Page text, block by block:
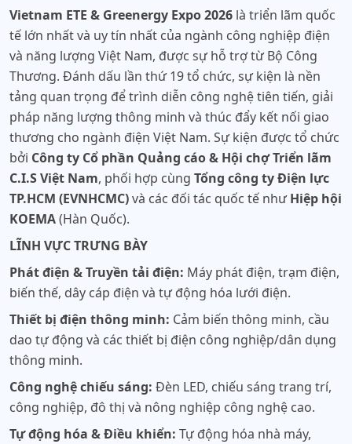
Vietnam ETE & Greenergy Expo 2026 là triển lãm quốc
tế lớn nhất và uy tín nhất của ngành công nghiệp điện
và năng lượng Việt Nam, được sự hỗ trợ từ Bộ Công
Thương. Đánh dấu lần thứ 19 tổ chức, sự kiện là nền
tảng quan trọng để trình diễn công nghệ tiên tiến, giải
pháp năng lượng thông minh và thúc đẩy kết nối giao
thương cho ngành điện Việt Nam. Sự kiện được tổ chức
bởi Công ty Cổ phần Quảng cáo & Hội chợ Triển lãm
C.I.S Việt Nam, phối hợp cùng Tổng công ty Điện lực
TP.HCM (EVNHCMC)và các đối tác quốc tế nhưHiệp hội
KOEMA(Hàn Quốc).
LĨNH VỰC TRƯNG BÀY
Phát điện & Truyền tải điện: Máy phát điện, trạm điện,
biến thế, dây cáp điện và tự động hóa lưới điện.
Thiết bị điện thông minh: Cảm biến thông minh, cầu
dao tự động và các thiết bị điện công nghiệp/dân dụng
thông minh.
Công nghệ chiếu sáng: Đèn LED, chiếu sáng trang trí,
công nghiệp, đô thị và nông nghiệp công nghệ cao.
Tự động hóa & Điều khiển: Tự động hóa nhà máy,